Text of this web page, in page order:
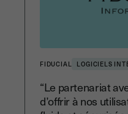
FIDUCIAL LOGICIELS
“Le partenariat
d’offrir à nos